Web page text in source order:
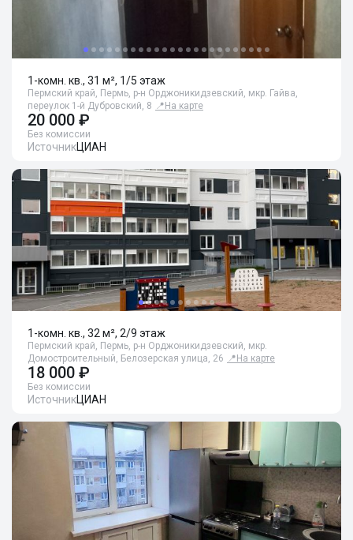
1-комн. кв., 31 м², 1/5 этаж
Пермский край, Пермь, р-н Орджоникидзевский, мкр. Гайва,
переулок 1-й Дубровский, 8 📍 На карте
20 000 ₽
Без комиссии
ИсточникЦИАН
1-комн. кв., 32 м², 2/9 этаж
Пермский край, Пермь, р-н Орджоникидзевский, мкр.
Домостроительный, Белозерская улица, 26 📍 На карте
18 000 ₽
Без комиссии
ИсточникЦИАН